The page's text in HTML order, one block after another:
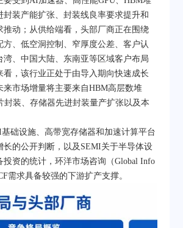
封装产能扩张、封装线良率要求提升和
推动；从供给端看，头部厂商正在围绕
方、低空洞控制、窄厚度公差、客户认
湾、中国大陆、东南亚等区域客户布局
看，该行业正处于由导入期向快速成长
来市场增量将主要来自HBM高层数堆
封装、存储器先进封装量产扩张以及本
础设施、高带宽存储器和加速计算平台
长的公开判断，以及SEMI关于半导体设
投资的统计，环洋市场咨询（Global Info
需求具备较强的下游扩产支撑。